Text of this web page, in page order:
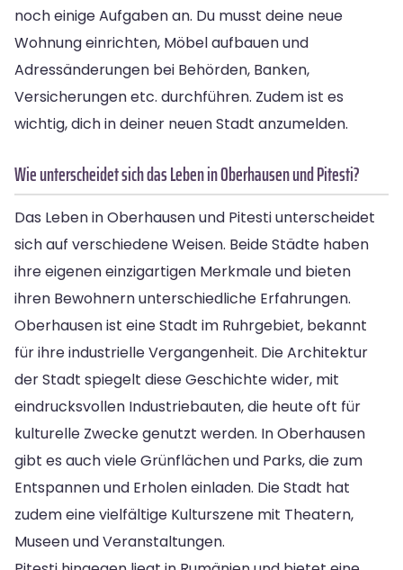
noch einige Aufgaben an. Du musst deine neue
Wohnung einrichten, Möbel aufbauen und
Adressänderungen bei Behörden, Banken,
Versicherungen etc. durchführen. Zudem ist es
wichtig, dich in deiner neuen Stadt anzumelden.
Wie unterscheidet sich das Leben in Oberhausen und Pitesti?
Das Leben in Oberhausen und Pitesti unterscheidet
sich auf verschiedene Weisen. Beide Städte haben
ihre eigenen einzigartigen Merkmale und bieten
ihren Bewohnern unterschiedliche Erfahrungen.
Oberhausen ist eine Stadt im Ruhrgebiet, bekannt
für ihre industrielle Vergangenheit. Die Architektur
der Stadt spiegelt diese Geschichte wider, mit
eindrucksvollen Industriebauten, die heute oft für
kulturelle Zwecke genutzt werden. In Oberhausen
gibt es auch viele Grünflächen und Parks, die zum
Entspannen und Erholen einladen. Die Stadt hat
zudem eine vielfältige Kulturszene mit Theatern,
Museen und Veranstaltungen.